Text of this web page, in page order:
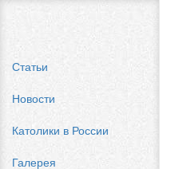
Статьи
Новости
Католики в России
Галерея